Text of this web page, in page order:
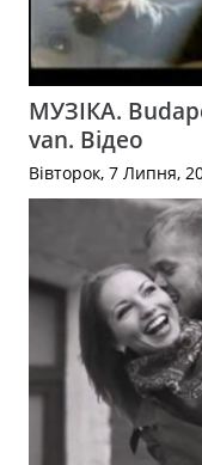
МУЗІКА.
van. Відео
Вівторок, 7 Липня,